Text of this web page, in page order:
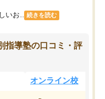
お... 続きを読む
指導塾の口コミ・評
オンライン校